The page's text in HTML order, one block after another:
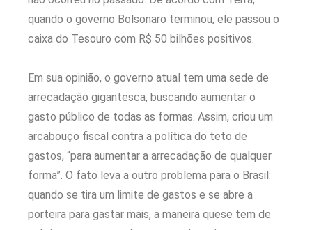
quando o governo Bolsonaro terminou, ele passou o
caixa do Tesouro com R$ 50 bilhões positivos.
Em sua opinião, o governo atual tem uma sede de
arrecadação gigantesca, buscando aumentar o
gasto público de todas as formas. Assim, criou um
arcabouço fiscal contra a política do teto de
gastos, “para aumentar a arrecadação de qualquer
forma”. O fato leva a outro problema para o Brasil:
quando se tira um limite de gastos e se abre a
porteira para gastar mais, a maneira quese tem de